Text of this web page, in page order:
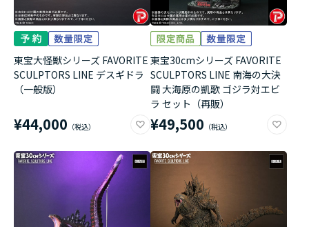
東宝大怪獣シリーズ FAVORITE
SCULPTORS LINE デスギドラ
（一般版）
¥44,000
東宝30cmシリーズ FAVORITE
SCULPTORS LINE 南海の大決
闘 大海原の凱歌 ゴジラ対エビ
ラ セット（再販）
¥49,500